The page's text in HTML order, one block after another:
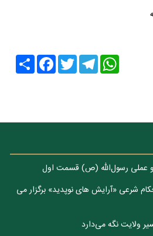
Share
FacebookTwitter
Telegram
WhatsApp
و عملی رسول‌الله (ص) قسمت اول
شرعی «آرایش های نوپدید» برگزار می
ولایت نگه می‌دارد